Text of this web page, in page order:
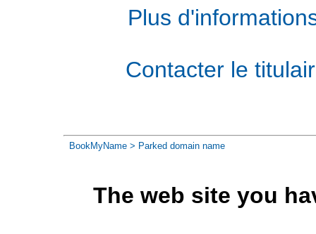
Plus
Contacter le
BookMyName > Parked domain name
The web site you